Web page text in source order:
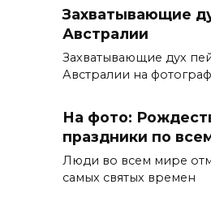
Захватывающие
Австралии
Захватывающие дух
Австралии на
На фото:
праздники по
Люди во всем мире
самых святых времен